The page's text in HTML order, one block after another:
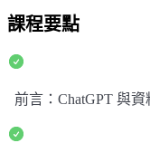
課程要點
前言：ChatGPT 與